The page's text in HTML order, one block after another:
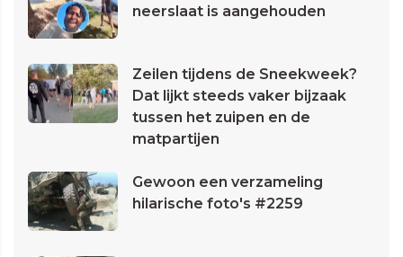
neerslaat is aangehouden
Zeilen tijdens de Sneekweek?
Dat lijkt steeds vaker bijzaak
tussen het zuipen en de
matpartijen
Gewoon een verzameling
hilarische foto's #2259